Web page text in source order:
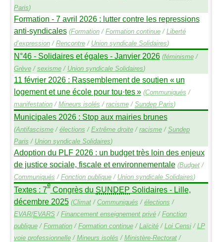
Paris)
Formation - 7 avril 2026 : lutter contre les repressions
anti-syndicales (Formation/ Formation continue/ Liberté
d’expression/ Rencontre/ Union syndicale Solidaires)
N°46 - Solidaires et égales - Janvier 2026 (féminisme/
Grève/ sexisme/ Union syndicale Solidaires)
11 février 2026 : Rassemblement de soutien « un
logement et une école pour tou·tes» (Communiqués /
manifestation/ Mineurs isolés / racisme/ SundepParis)
Municipales 2026 : Stop aux mairies brunes
(Antifascisme/ élections / Extrême droite/ racisme/ Sundep
Paris / Union syndicale Solidaires)
Adoption du PLF2026 : un budget très loin des enjeux
de justice sociale, fiscale et environnementale (Budget/
Communiqués / Fonction publique/ Union syndicale Solidaires)
Textes : 7eCongrès du SUNDEP Solidaires - Lille,
décembre 2025 (Climat/ Communiqués / élections /
EVAR/EVARS/ Financement enseignement privé/ Fonction
publique/ Formation/ Formation continue/ Laïcité/ Loi Censi/ LP
voie professionnelle/ Mineurs isolés / Ministère-Rectorat/